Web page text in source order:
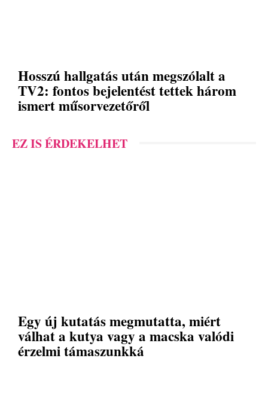
Hosszú hallgatás után megszólalt a
TV2: fontos bejelentést tettek három
ismert műsorvezetőről
EZ IS ÉRDEKELHET
Egy új kutatás megmutatta, miért
válhat a kutya vagy a macska valódi
érzelmi támaszunkká